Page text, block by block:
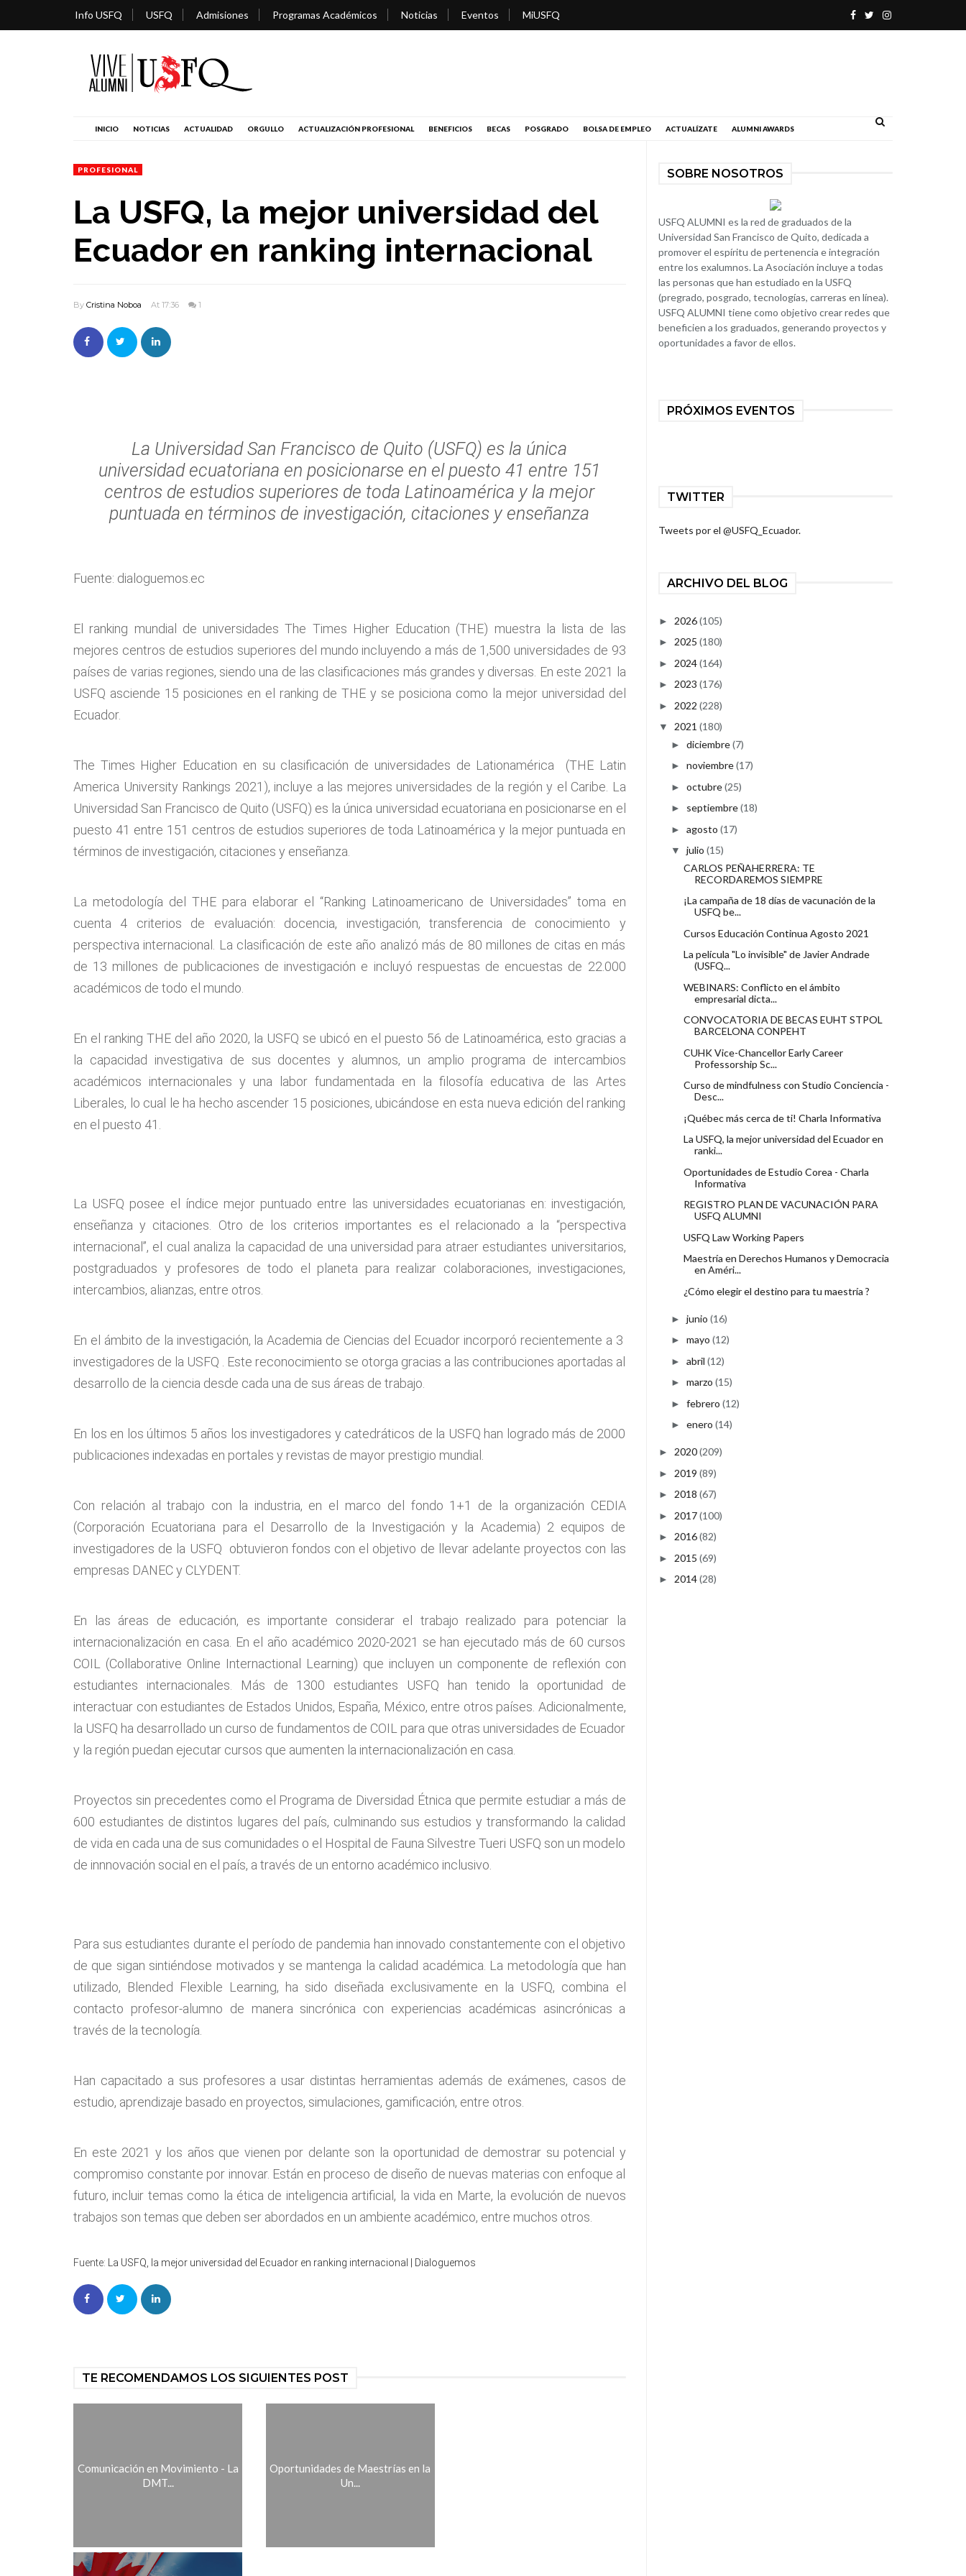
Info USFQ USFQ Admisiones Programas Académicos Noticias Eventos MiUSFQ
INICIO NOTICIAS ACTUALIDAD ORGULLO ACTUALIZACIÓN PROFESIONAL BENEFICIOS BECAS POSGRADO BOLSA DE EMPLEO ACTUALÍZATE ALUMNI AWARDS
PROFESIONAL
La USFQ, la mejor universidad del
Ecuador en ranking internacional
By Cristina Noboa At 17:36 1
La Universidad San Francisco de Quito (USFQ) es la única
universidad ecuatoriana en posicionarse en el puesto 41 entre 151
centros de estudios superiores de toda Latinoamérica y la mejor
puntuada en términos de investigación, citaciones y enseñanza
Fuente: dialoguemos.ec
El ranking mundial de universidades The Times Higher Education (THE) muestra la lista de las
mejores centros de estudios superiores del mundo incluyendo a más de 1,500 universidades de 93
países de varias regiones, siendo una de las clasificaciones más grandes y diversas. En este 2021 la
USFQ asciende 15 posiciones en el ranking de THE y se posiciona como la mejor universidad del
Ecuador.
The Times Higher Education en su clasificación de universidades de Lationamérica (THE Latin
America University Rankings 2021), incluye a las mejores universidades de la región y el Caribe. La
Universidad San Francisco de Quito (USFQ) es la única universidad ecuatoriana en posicionarse en el
puesto 41 entre 151 centros de estudios superiores de toda Latinoamérica y la mejor puntuada en
términos de investigación, citaciones y enseñanza.
La metodología del THE para elaborar el “Ranking Latinoamericano de Universidades” toma en
cuenta 4 criterios de evaluación: docencia, investigación, transferencia de conocimiento y
perspectiva internacional. La clasificación de este año analizó más de 80 millones de citas en más
de 13 millones de publicaciones de investigación e incluyó respuestas de encuestas de 22.000
académicos de todo el mundo.
En el ranking THE del año 2020, la USFQ se ubicó en el puesto 56 de Latinoamérica, esto gracias a
la capacidad investigativa de sus docentes y alumnos, un amplio programa de intercambios
académicos internacionales y una labor fundamentada en la filosofía educativa de las Artes
Liberales, lo cual le ha hecho ascender 15 posiciones, ubicándose en esta nueva edición del ranking
en el puesto 41.
La USFQ posee el índice mejor puntuado entre las universidades ecuatorianas en: investigación,
enseñanza y citaciones. Otro de los criterios importantes es el relacionado a la “perspectiva
internacional”, el cual analiza la capacidad de una universidad para atraer estudiantes universitarios,
postgraduados y profesores de todo el planeta para realizar colaboraciones, investigaciones,
intercambios, alianzas, entre otros.
En el ámbito de la investigación, la Academia de Ciencias del Ecuador incorporó recientemente a 3
investigadores de la USFQ . Este reconocimiento se otorga gracias a las contribuciones aportadas al
desarrollo de la ciencia desde cada una de sus áreas de trabajo.
En los en los últimos 5 años los investigadores y catedráticos de la USFQ han logrado más de 2000
publicaciones indexadas en portales y revistas de mayor prestigio mundial.
Con relación al trabajo con la industria, en el marco del fondo 1+1 de la organización CEDIA
(Corporación Ecuatoriana para el Desarrollo de la Investigación y la Academia) 2 equipos de
investigadores de la USFQ obtuvieron fondos con el objetivo de llevar adelante proyectos con las
empresas DANEC y CLYDENT.
En las áreas de educación, es importante considerar el trabajo realizado para potenciar la
internacionalización en casa. En el año académico 2020-2021 se han ejecutado más de 60 cursos
COIL (Collaborative Online Internactional Learning) que incluyen un componente de reflexión con
estudiantes internacionales. Más de 1300 estudiantes USFQ han tenido la oportunidad de
interactuar con estudiantes de Estados Unidos, España, México, entre otros países. Adicionalmente,
la USFQ ha desarrollado un curso de fundamentos de COIL para que otras universidades de Ecuador
y la región puedan ejecutar cursos que aumenten la internacionalización en casa.
Proyectos sin precedentes como el Programa de Diversidad Étnica que permite estudiar a más de
600 estudiantes de distintos lugares del país, culminando sus estudios y transformando la calidad
de vida en cada una de sus comunidades o el Hospital de Fauna Silvestre Tueri USFQ son un modelo
de innnovación social en el país, a través de un entorno académico inclusivo.
Para sus estudiantes durante el período de pandemia han innovado constantemente con el objetivo
de que sigan sintiéndose motivados y se mantenga la calidad académica. La metodología que han
utilizado, Blended Flexible Learning, ha sido diseñada exclusivamente en la USFQ, combina el
contacto profesor-alumno de manera sincrónica con experiencias académicas asincrónicas a
través de la tecnología.
Han capacitado a sus profesores a usar distintas herramientas además de exámenes, casos de
estudio, aprendizaje basado en proyectos, simulaciones, gamificación, entre otros.
En este 2021 y los años que vienen por delante son la oportunidad de demostrar su potencial y
compromiso constante por innovar. Están en proceso de diseño de nuevas materias con enfoque al
futuro, incluir temas como la ética de inteligencia artificial, la vida en Marte, la evolución de nuevos
trabajos son temas que deben ser abordados en un ambiente académico, entre muchos otros.
Fuente: La USFQ, la mejor universidad del Ecuador en ranking internacional | Dialoguemos
TE RECOMENDAMOS LOS SIGUIENTES POST
Comunicación en Movimiento - La
DMT...
Oportunidades de Maestrías en la
Un...
SOBRE NOSOTROS
USFQ ALUMNI es la red de graduados de la
Universidad San Francisco de Quito, dedicada a
promover el espíritu de pertenencia e integración
entre los exalumnos. La Asociación incluye a todas
las personas que han estudiado en la USFQ
(pregrado, posgrado, tecnologías, carreras en línea).
USFQ ALUMNI tiene como objetivo crear redes que
beneficien a los graduados, generando proyectos y
oportunidades a favor de ellos.
PRÓXIMOS EVENTOS
TWITTER
Tweets por el @USFQ_Ecuador.
ARCHIVO DEL BLOG
► 2026(105)
► 2025 (180)
► 2024(164)
► 2023 (176)
► 2022 (228)
▼ 2021 (180)
► diciembre(7)
► noviembre(17)
► octubre(25)
► septiembre(18)
► agosto (17)
▼ julio (15)
CARLOS PEÑAHERRERA: TE
RECORDAREMOS SIEMPRE
¡La campaña de 18 días de vacunación de la
USFQ be...
Cursos Educación Continua Agosto 2021
La película "Lo invisible" de Javier Andrade
(USFQ...
WEBINARS: Conflicto en el ámbito
empresarial dicta...
CONVOCATORIA DE BECAS EUHT STPOL
BARCELONA CONPEHT
CUHK Vice-Chancellor Early Career
Professorship Sc...
Curso de mindfulness con Studio Conciencia -
Desc...
¡Québec más cerca de ti! Charla Informativa
La USFQ, la mejor universidad del Ecuador en
ranki...
Oportunidades de Estudio Corea - Charla
Informativa
REGISTRO PLAN DE VACUNACIÓN PARA
USFQ ALUMNI
USFQ Law Working Papers
Maestría en Derechos Humanos y Democracia
en Améri...
¿Cómo elegir el destino para tu maestría ?
► junio (16)
► mayo (12)
► abril (12)
► marzo (15)
► febrero (12)
► enero (14)
► 2020(209)
► 2019 (89)
► 2018 (67)
► 2017(100)
► 2016(82)
► 2015 (69)
► 2014(28)